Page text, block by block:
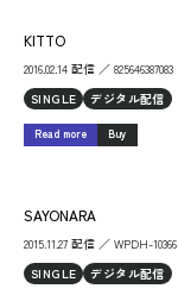
KITTO
2016.02.14 配信 ／ 825646387083
SINGLE
デジタル配信
Read more Buy
SAYONARA
2015.11.27 配信 ／ WPDH-10366
SINGLE
デジタル配信